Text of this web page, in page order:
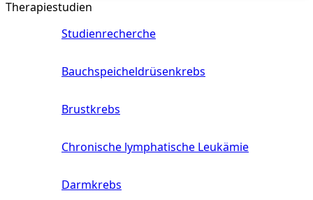
Therapiestudien
Studienrecherche
Bauchspeicheldrüsenkrebs
Brustkrebs
Chronische lymphatische Leukämie
Darmkrebs